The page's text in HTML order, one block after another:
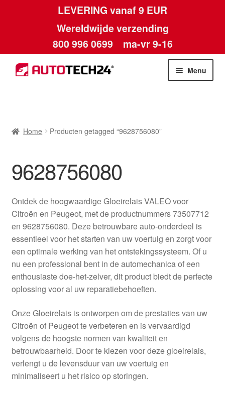
LEVERING vanaf 9 EUR
Wereldwijde verzending
800 996 0699 ma-vr 9-16
Ga
door
Ga
naar
Menu
Betalingen
Contact
Kassa
Klachten
Klachtenprocedure
Levering
Mijn account
Over ons
Home Producten getagged “9628756080”
9628756080
Ontdek de hoogwaardige Gloeirelais VALEO voor
Citroën en Peugeot, met de productnummers 73507712
en 9628756080. Deze betrouwbare auto-onderdeel is
essentieel voor het starten van uw voertuig en zorgt voor
een optimale werking van het ontstekingssysteem. Of u
nu een professional bent in de automechanica of een
enthousiaste doe-het-zelver, dit product biedt de perfecte
oplossing voor al uw reparatiebehoeften.
Onze Gloeirelais is ontworpen om de prestaties van uw
Citroën of Peugeot te verbeteren en is vervaardigd
volgens de hoogste normen van kwaliteit en
betrouwbaarheid. Door te kiezen voor deze gloeirelais,
verlengt u de levensduur van uw voertuig en
minimaliseert u het risico op storingen.